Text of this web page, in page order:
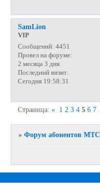
SamLion
VIP
Сообщений: 4451
Провел на форуме:
2 месяца 3 дня
Последний визит:
Сегодня 19:58:31
Страница:« 1 2 3 4 5 6 7
»Форум абонентов МТС